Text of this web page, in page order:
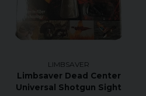
LIMBSAVER
Limbsaver Dead Center
Universal Shotgun Sight